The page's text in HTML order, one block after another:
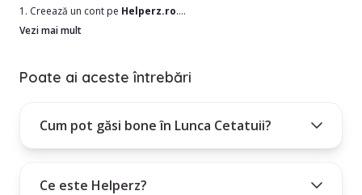
1. Creează un cont pe Helperz.ro.
2. Selectează orașul Lunca Cetatuii și alte date utile, precum zona în
3. Treci prin lista de bone din Lunca Cetatuii și alege în funcție de
pe nevoile tale.
Plătești un abonament lunar, trimestrial sau anual.
Vezi mai mult
Poate ai aceste întrebări
Cum pot găsi bone în Lunca Cetatuii?
Ce este Helperz?